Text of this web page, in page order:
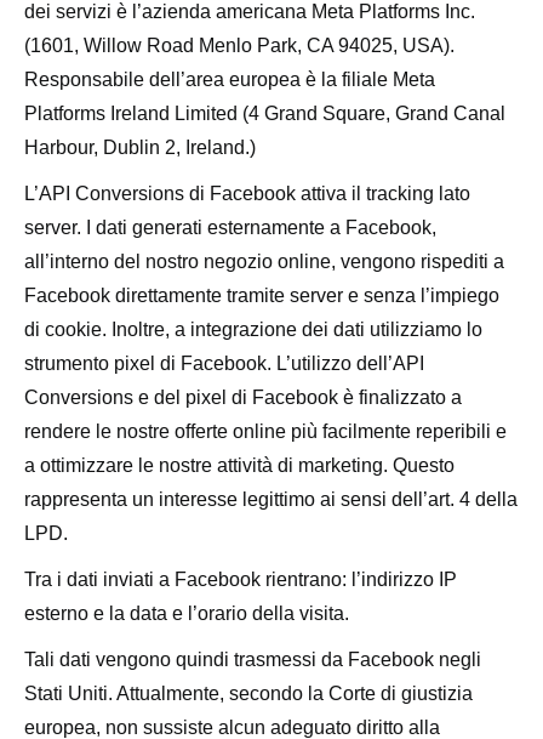
dei servizi è l’azienda americana Meta Platforms Inc.
(1601, Willow Road Menlo Park, CA 94025, USA).
Responsabile dell’area europea è la filiale Meta
Platforms Ireland Limited (4 Grand Square, Grand Canal
Harbour, Dublin 2, Ireland.)
L’API Conversions di Facebook attiva il tracking lato
server. I dati generati esternamente a Facebook,
all’interno del nostro negozio online, vengono rispediti a
Facebook direttamente tramite server e senza l’impiego
di cookie. Inoltre, a integrazione dei dati utilizziamo lo
strumento pixel di Facebook. L’utilizzo dell’API
Conversions e del pixel di Facebook è finalizzato a
rendere le nostre offerte online più facilmente reperibili e
a ottimizzare le nostre attività di marketing. Questo
rappresenta un interesse legittimo ai sensi dell’art. 4 della
LPD.
Tra i dati inviati a Facebook rientrano: l’indirizzo IP
esterno e la data e l’orario della visita.
Tali dati vengono quindi trasmessi da Facebook negli
Stati Uniti. Attualmente, secondo la Corte di giustizia
europea, non sussiste alcun adeguato diritto alla